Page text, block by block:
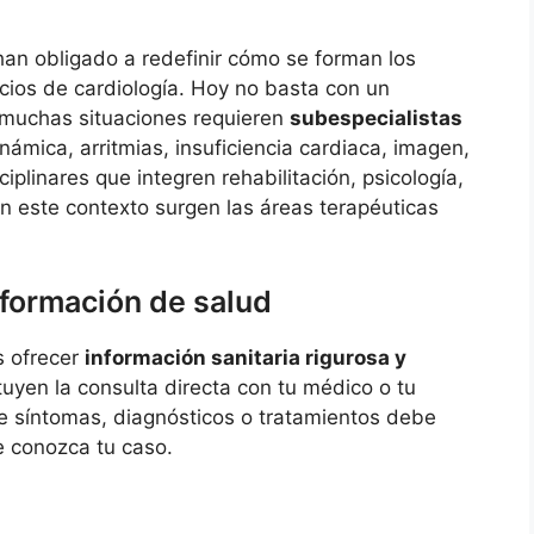
obligado a redefinir cómo se forman los
de cardiología. Hoy no basta con un
situaciones requieren subespecialistas
arritmias, insuficiencia cardiaca, imagen,
que integren rehabilitación, psicología,
este contexto surgen las áreas terapéuticas
de salud
ofrecer información sanitaria rigurosa y
la consulta directa con tu médico o tu
síntomas, diagnósticos o tratamientos debe
conozca tu caso.